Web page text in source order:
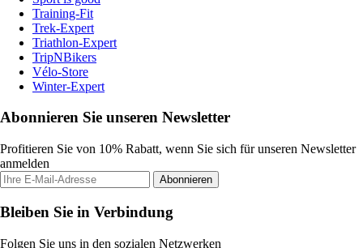
Training-Fit
Trek-Expert
Triathlon-Expert
TripNBikers
Vélo-Store
Winter-Expert
Abonnieren Sie unseren Newsletter
Profitieren Sie von 10% Rabatt, wenn Sie sich für unseren Newsletter
anmelden
Abonnieren
Bleiben Sie in Verbindung
Folgen Sie uns in den sozialen Netzwerken